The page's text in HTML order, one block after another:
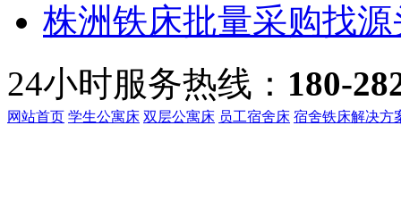
株洲铁床批量采购找
24小时服务热线： 180-
网站首页 学生公寓床 双层公寓床 员工宿舍床 宿舍铁床解决方